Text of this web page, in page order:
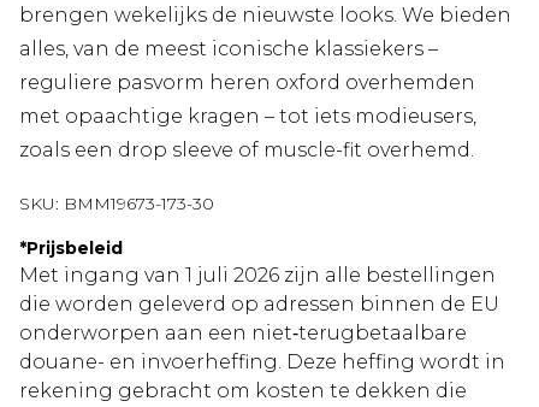
brengen wekelijks de nieuwste looks. We bieden
alles, van de meest iconische klassiekers –
reguliere pasvorm heren oxford overhemden
met opaachtige kragen – tot iets modieusers,
zoals een drop sleeve of muscle-fit overhemd.
SKU: BMM19673-173-30
*Prijsbeleid
Met ingang van 1 juli 2026 zijn alle bestellingen
die worden geleverd op adressen binnen de EU
onderworpen aan een niet‑terugbetaalbare
douane- en invoerheffing. Deze heffing wordt in
rekening gebracht om kosten te dekken die